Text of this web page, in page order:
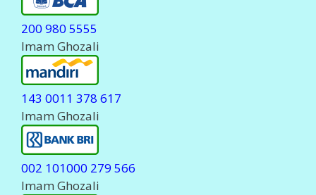
200 980 5555
Imam Ghozali
143 0011 378 617
Imam Ghozali
002 101000 279 566
Imam Ghozali